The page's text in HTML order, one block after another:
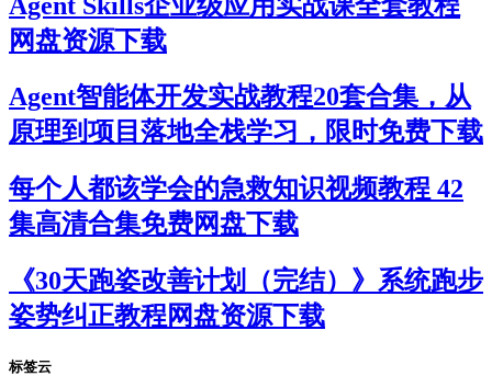
网盘资源下载
Agent智能体开发实战教程20套合集，从
原理到项目落地全栈学习，限时免费下载
每个人都该学会的急救知识视频教程 42
集高清合集免费网盘下载
《30天跑姿改善计划（完结）》系统跑步
姿势纠正教程网盘资源下载
标签云